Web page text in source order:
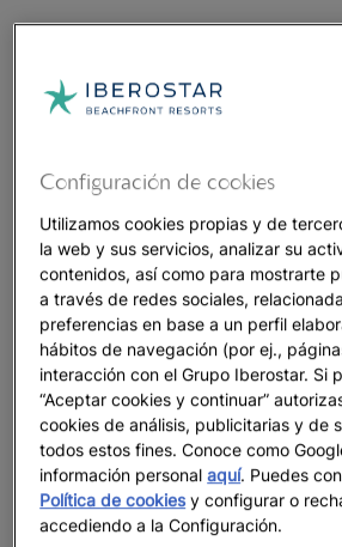
Un paseo por el hotel
Ver 33 fotos y vídeos
Configuración de cookies
Utilizamos cookies propias y de
la web y sus servicios, analizar su
contenidos, así como para mostrarte
a través de redes sociales,
preferencias en base a un perfil
hábitos de navegación (por ej.,
interacción con el Grupo Iberostar. Si
“Aceptar cookies y continuar”
cookies de análisis, publicitarias y de
todos estos fines. Conoce como
información personalaquí. Puedes
Política de cookiesy configurar o
accediendo a la Configuración.